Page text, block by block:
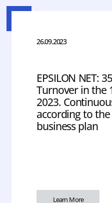
26.09.2023
EPSILON NET:
Turnover in the
2023.
according to the
business plan
Learn More